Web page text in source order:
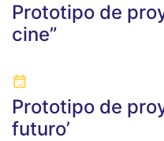
Prototipo de
cine”
Prototipo de
futuro’